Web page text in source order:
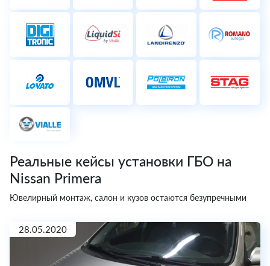
Реальные кейсы установки ГБО на
Nissan Primera
Ювелирный монтаж, салон и кузов остаются безупречными
28.05.2020